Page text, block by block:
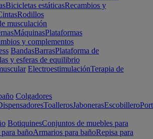
Bicicletas estáticasRecambios y
Rodillos
musculación
MáquinasPlataformas
y complementos
BandasBarrasPlataforma de
y esferas de equilibrio
ElectroestimulaciónTerapia de
Colgadores
ToallerosJabonerasEscobillero
BotiquinesConjuntos de muebles para
bañoArmarios para bañoRepisa para